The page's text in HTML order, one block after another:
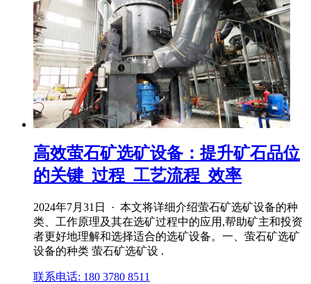
高效萤石矿选矿设备：提升矿石品位
的关键_过程_工艺流程_效率
2024年7月31日 · 本文将详细介绍萤石矿选矿设备的种
类、工作原理及其在选矿过程中的应用,帮助矿主和投资
者更好地理解和选择适合的选矿设备。一、萤石矿选矿
设备的种类 萤石矿选矿设 .
联系电话: 180 3780 8511